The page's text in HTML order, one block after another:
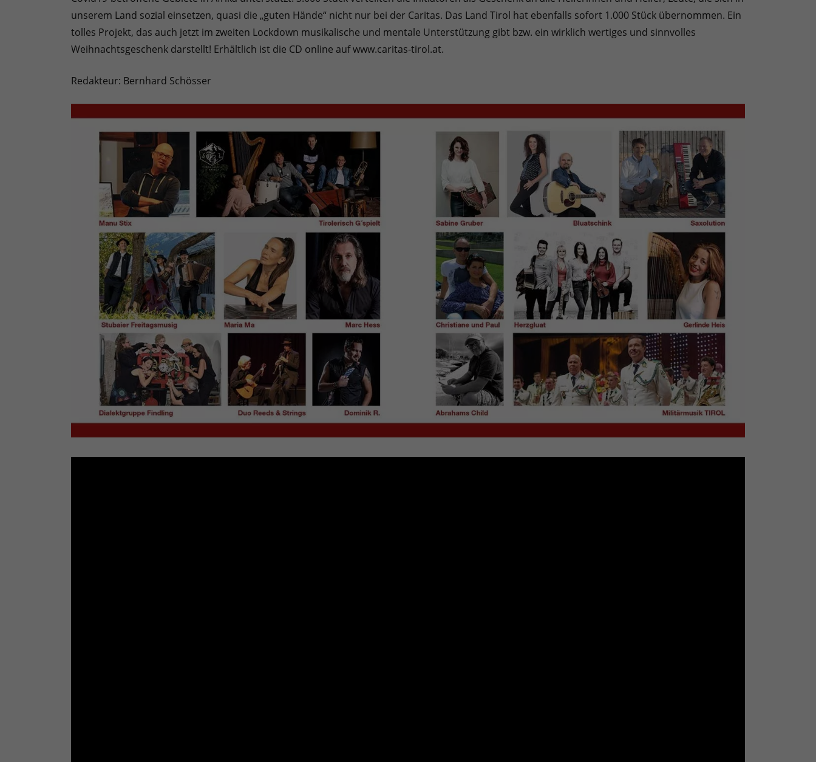
unserem Land sozial einsetzen, quasi die „guten Hände“ nicht nur bei der Caritas. Das Land Tirol hat ebenfalls sofort 1.000 Stück übernommen. Ein
tolles Projekt, das auch jetzt im zweiten Lockdown musikalische und mentale Unterstützung gibt bzw. ein wirklich wertiges und sinnvolles
Weihnachtsgeschenk darstellt! Erhältlich ist die CD online auf www.caritas-tirol.at.
Redakteur: Bernhard Schösser